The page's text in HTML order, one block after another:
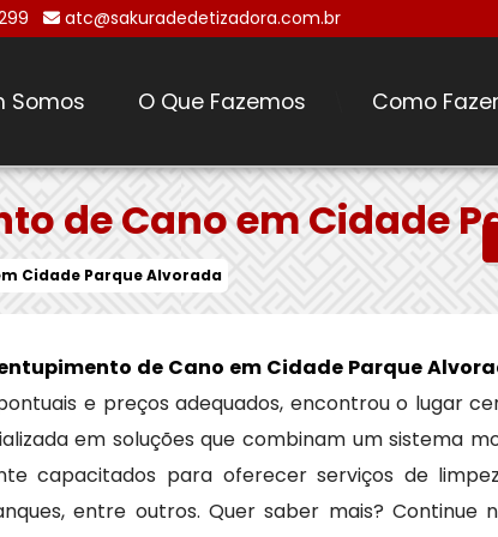
atc@sakuradedetizadora.com.br
Somos O Que Fazemos Como
de Cano em Cidade
Cidade Parque Alvorada
de Cano em Cidade Parque
e preços adequados, encontrou o lugar
em soluções que combinam um sistema
capacitados para oferecer serviços de
entre outros. Quer saber mais? Continue